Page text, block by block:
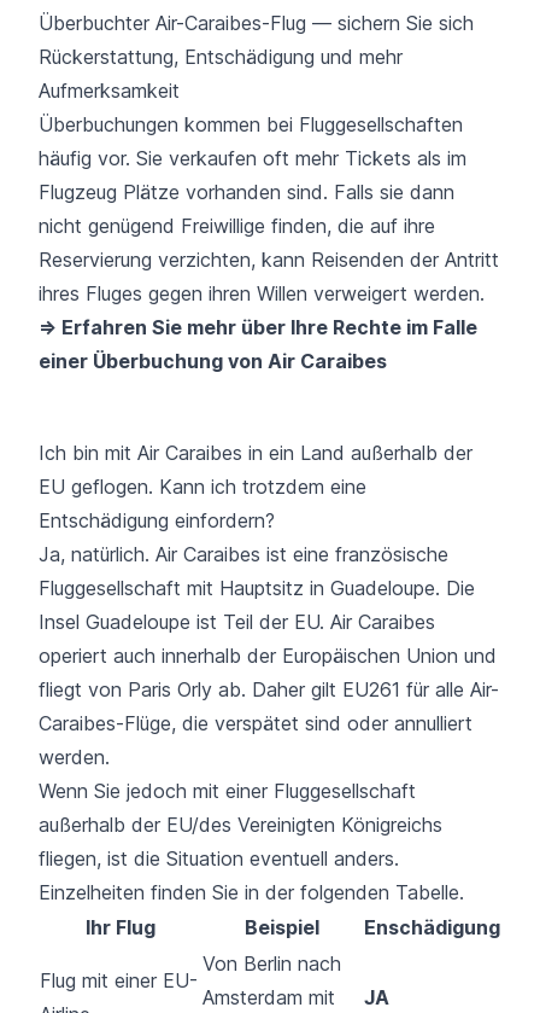
Überbuchter Air-Caraibes-Flug — sichern Sie sich
Rückerstattung, Entschädigung und mehr
Aufmerksamkeit
Überbuchungen kommen bei Fluggesellschaften
häufig vor. Sie verkaufen oft mehr Tickets als im
Flugzeug Plätze vorhanden sind. Falls sie dann
nicht genügend Freiwillige finden, die auf ihre
Reservierung verzichten, kann Reisenden der Antritt
ihres Fluges gegen ihren Willen verweigert werden.
=> Erfahren Sie mehr über Ihre Rechte im Falle
einer Überbuchung von Air Caraibes
Ich bin mit Air Caraibes in ein Land außerhalb der
EU geflogen. Kann ich trotzdem eine
Entschädigung einfordern?
Ja, natürlich. Air Caraibes ist eine französische
Fluggesellschaft mit Hauptsitz in Guadeloupe. Die
Insel Guadeloupe ist Teil der EU. Air Caraibes
operiert auch innerhalb der Europäischen Union und
fliegt von Paris Orly ab. Daher gilt EU261 für alle Air-
Caraibes-Flüge, die verspätet sind oder annulliert
werden.
Wenn Sie jedoch mit einer Fluggesellschaft
außerhalb der EU/des Vereinigten Königreichs
fliegen, ist die Situation eventuell anders.
Einzelheiten finden Sie in der folgenden Tabelle.
Ihr Flug
Beispiel Enschädigung
Flug mit einer EU-
Von Berlin nach
Amsterdam mit
JA